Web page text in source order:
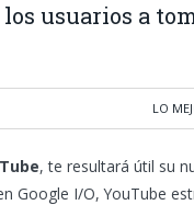
usuarios a
LO
, te resultará útil su
Google I/O, YouTube